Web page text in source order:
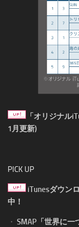
「オリジナル
1月更新)
PICK UP
iTunesダウン
中！
・ SMAP「世界に一